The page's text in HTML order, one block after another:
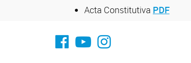
Acta Constitutiva PDF
fa-facebook
YouTube
Instagram